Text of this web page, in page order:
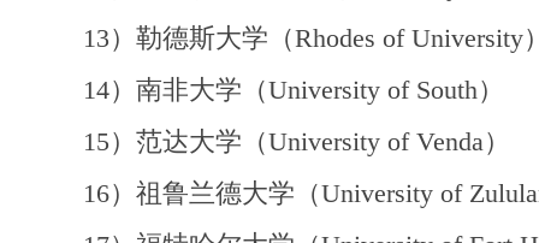
13）勒德斯大学（Rhodes of University
14）南非大学（University of South）
15）范达大学（University of Venda）
16）祖鲁兰德大学（University of